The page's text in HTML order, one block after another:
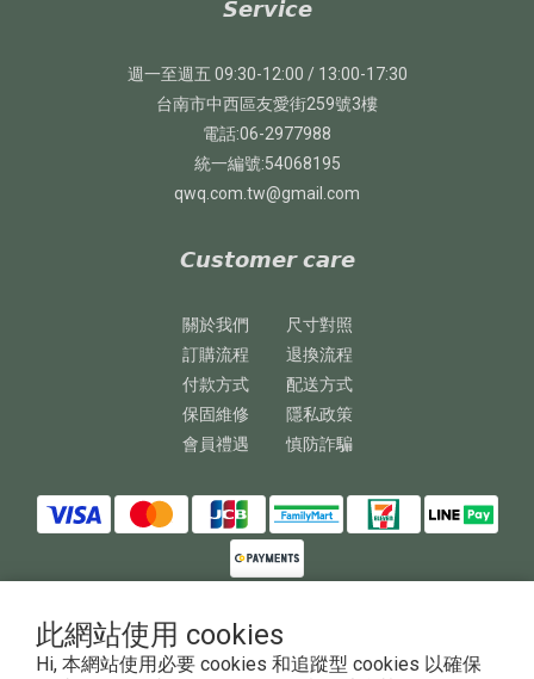
此網站使用 cookies
Hi, 本網站使用必要 cookies 和追蹤型 cookies 以確保
𝙎𝙚𝙧𝙫𝙞𝙘𝙚
週一至週五 09:30-12:00 / 13:00-17:30
台南市中西區友愛街259號3樓
電話:06-2977988
統一編號:54068195
qwq.com.tw@gmail.com
𝘾𝙪𝙨𝙩𝙤𝙢𝙚𝙧 𝙘𝙖𝙧𝙚
關於我們
尺寸對照
訂購流程
退換流程
付款方式
配送方式
保固維修
隱私政策
會員禮遇
慎防詐騙
Copyright © 2023 澎鏵企業有限公司